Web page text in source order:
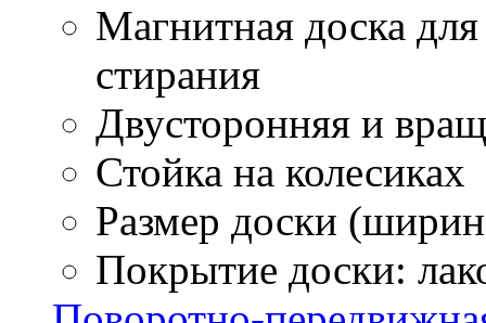
Магнитная доска
стирания
Двусторонняя и
Стойка на колесиках
Размер доски
Покрытие доски: